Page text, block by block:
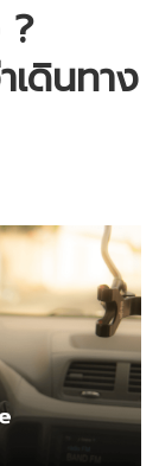
?
ดินทาง